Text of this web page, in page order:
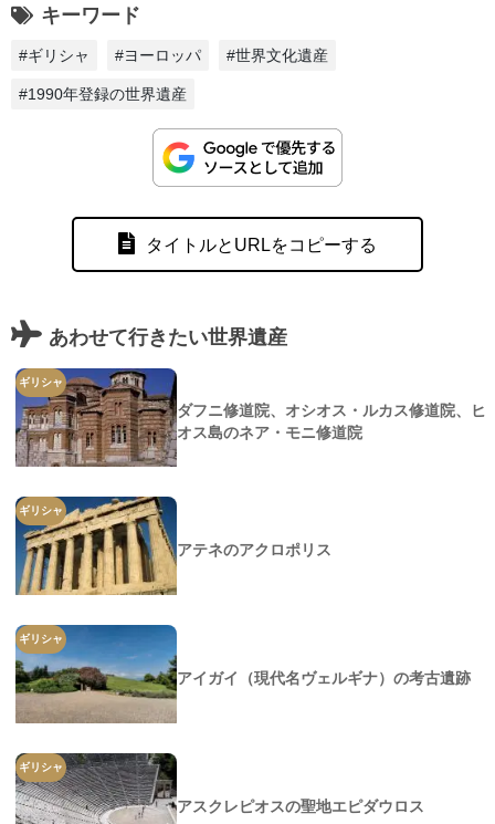
キーワード
#ギリシャ #ヨーロッパ #世界文化遺産
#1990年登録の世界遺産
タイトルとURLをコピーする
あわせて行きたい世界遺産
ギリシャ
ダフニ修道院、オシオス・ルカス修道院、ヒ
オス島のネア・モニ修道院
ギリシャ
アテネのアクロポリス
ギリシャ
アイガイ（現代名ヴェルギナ）の考古遺跡
ギリシャ
アスクレピオスの聖地エピダウロス